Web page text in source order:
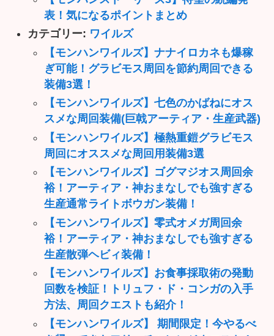
表！気になるポイントまとめ
カテゴリー: ワイルズ
【モンハンワイルズ】ナナイロカネも爆稼
ぎ可能！グラビモス周回を節約周回できる
装備3選！
【モンハンワイルズ】七色のかばねにオス
スメな周回装備(巨戟アーティア・生産武器)
【モンハンワイルズ】極熱重鎧グラビモス
周回にオススメな周回用装備3選
【モンハンワイルズ】ゴグマジオス周回余
裕！アーティア・神おまなしでも強すぎる
生産通常ライトボウガン装備！
【モンハンワイルズ】零式オメガ周回余
裕！アーティア・神おまなしでも強すぎる
生産散弾ヘビィ装備！
【モンハンワイルズ】お食事採取術の発動
回数を検証！トリュフ・ド・コンガの入手
方法、周回クエストも紹介！
【モンハンワイルズ】 期間限定！今やるべ